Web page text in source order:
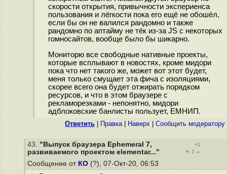
скорости открытия, привычности экспериенса
пользования и лёгкости пока его ещё не обошёл,
если бы он не валился рандомно и также
рандомно по аптайму не тёк из-за JS с некоторых
гомносайтов, вообще было бы шикарно.
Мониторю все свободные нативные проекты,
которые всплывают в новостях, кроме мидори
пока что нет такого же, может вот этот будет,
меня только смущает эта фича с изоляциями,
скорее всего она будет отжирать порядком
ресурсов, и что в этом браузере с
рекламорезками - непонятно, мидори
адблоковские банлисты пользует, ЕМНИП.
Ответить Правка| Наверх Cообщить модератору
43. "Выпуск браузера Ephemeral 7,
развиваемого проектом elementar..."
+1
+ / –
Сообщение от КО (?), 07-Окт-20, 06:53